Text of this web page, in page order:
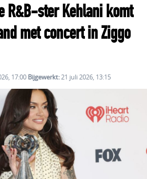
R&B-ster Kehlani komt
met concert in Ziggo
17:00 Bijgewerkt:21 juli 2026, 13:15